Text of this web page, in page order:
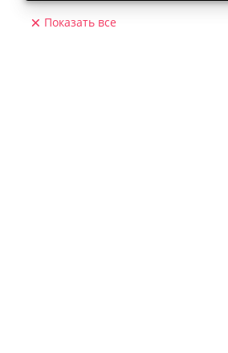
Показать все